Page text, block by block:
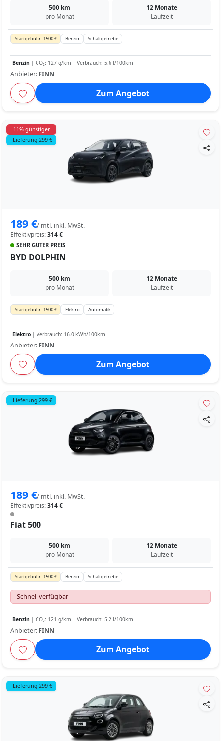
500 km
pro Monat
12 Monate
Laufzeit
Startgebühr: 1500 € Benzin Schaltgetriebe
Benzin | CO₂: 127 g/km | Verbrauch: 5.6 l/100km
Anbieter: FINN
Zum Angebot
11% günstiger
Lieferung 299 €
189 €/ mtl. inkl. MwSt.
Effektivpreis:314 €
SEHR GUTER PREIS
BYD DOLPHIN
500 km
pro Monat
12 Monate
Laufzeit
Startgebühr: 1500 € Elektro Automatik
Elektro | Verbrauch: 16.0 kWh/100km
Anbieter: FINN
Zum Angebot
Lieferung 299 €
189 €/ mtl. inkl. MwSt.
Effektivpreis:314 €
Fiat 500
500 km
pro Monat
12 Monate
Laufzeit
Startgebühr: 1500 € Benzin Schaltgetriebe
Schnell verfügbar
Benzin | CO₂: 121 g/km | Verbrauch: 5.2 l/100km
Anbieter: FINN
Zum Angebot
Lieferung 299 €